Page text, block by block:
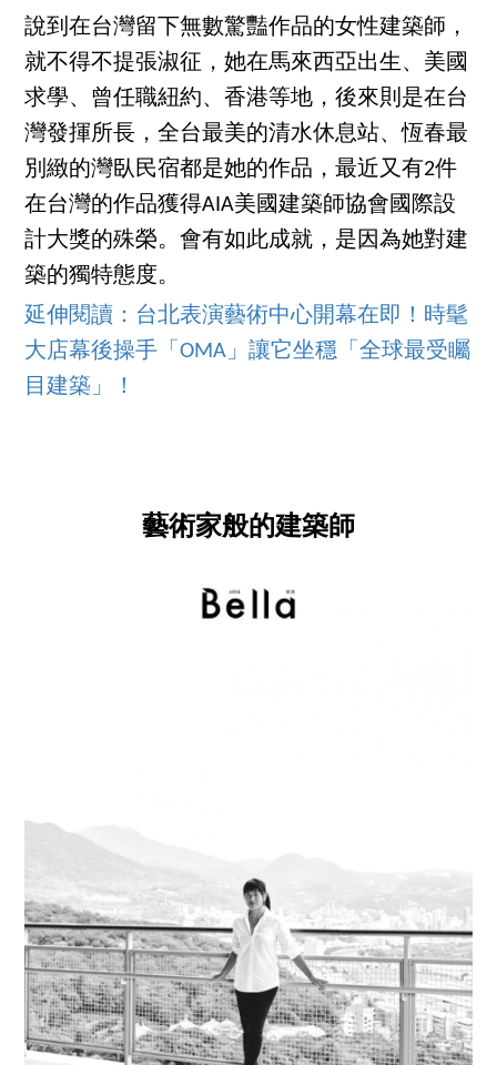
說到在台灣留下無數驚豔作品的女性建築師，
就不得不提張淑征，她在馬來西亞出生、美國
求學、曾任職紐約、香港等地，後來則是在台
灣發揮所長，全台最美的清水休息站、恆春最
別緻的灣臥民宿都是她的作品，最近又有2件
在台灣的作品獲得AIA美國建築師協會國際設
計大獎的殊榮。會有如此成就，是因為她對建
築的獨特態度。
延伸閱讀：台北表演藝術中心開幕在即！時髦
大店幕後操手「OMA」讓它坐穩「全球最受矚
目建築」！
藝術家般的建築師